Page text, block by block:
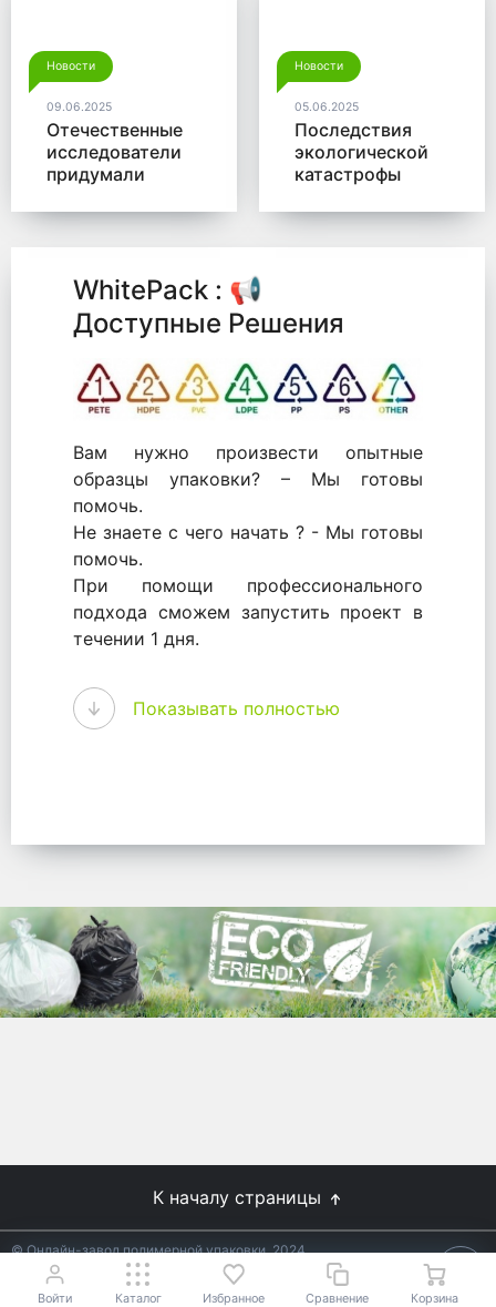
Новости
09.06.2025
Отечественные
исследователи
придумали
для утилизации
Новости
05.06.2025
Последствия
экологической
катастрофы
микробы от
WhitePack : 📢
Доступные Решения
Вам нужно произвести опытные
образцы упаковки? – Мы готовы
помочь.
Не знаете с чего начать ? - Мы готовы
помочь.
При помощи профессионального
подхода сможем запустить проект в
течении 1 дня.
WhitePack - перерабатываем пластик.
Мы принимали самое активное
участие в становлении этого рынка в
упаковке, и сегодня мы перешли в
Используйте готовые решения от
лидеров отрасли.
WhitePack
8 (495) 204-18-49
Показывать полностью
К началу страницы
© Онлайн-завод полимерной упаковки, 2024
Не является публичной офертой.Условия уточняйте у
менеджеров.
Войти Каталог Избранное Сравнение Корзина